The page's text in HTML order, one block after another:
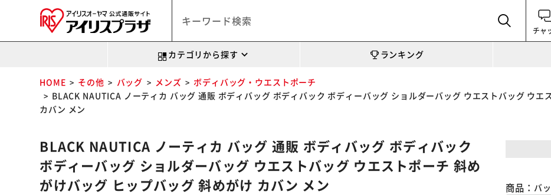
チャ
カテゴリから探す ランキング
HOME その他 バッグ メンズ
ボディバッグ・ウエストポーチ
BLACK NAUTICA ノーティカ バッグ 通販 ボディバッグ ボディバック ボディーバッグ ショルダーバッグ ウエストバッグ ウエ
カバン メン
BLACK NAUTICA ノーティカ バッグ 通販 ボディバッグ ボディバック
ボディーバッグ ショルダーバッグ ウエストバッグ ウエストポーチ 斜め
がけバッグ ヒップバッグ 斜めがけ カバン メン
商品： バ